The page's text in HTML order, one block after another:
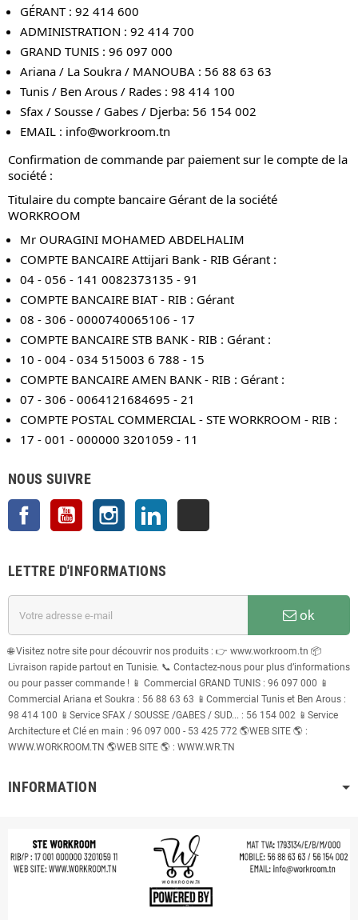
GÉRANT : 92 414 600
ADMINISTRATION : 92 414 700
GRAND TUNIS : 96 097 000
Ariana / La Soukra / MANOUBA : 56 88 63 63
Tunis / Ben Arous / Rades : 98 414 100
Sfax / Sousse / Gabes / Djerba: 56 154 002
EMAIL : info@workroom.tn
Confirmation de commande par paiement sur le compte de la
société :
Titulaire du compte bancaire Gérant de la société
WORKROOM
Mr OURAGINI MOHAMED ABDELHALIM
COMPTE BANCAIRE Attijari Bank - RIB Gérant :
04 - 056 - 141 0082373135 - 91
COMPTE BANCAIRE BIAT - RIB : Gérant
08 - 306 - 0000740065106 - 17
COMPTE BANCAIRE STB BANK - RIB : Gérant :
10 - 004 - 034 515003 6 788 - 15
COMPTE BANCAIRE AMEN BANK - RIB : Gérant :
07 - 306 - 0064121684695 - 21
COMPTE POSTAL COMMERCIAL - STE WORKROOM - RIB :
17 - 001 - 000000 3201059 - 11
NOUS SUIVRE
Facebook YouTube Instagram
LETTRE D'INFORMATIONS
ok
🌐 Visitez notre site pour découvrir nos produits : 👉 www.workroom.tn 📦
Livraison rapide partout en Tunisie. 📞 Contactez-nous pour plus d’informations
ou pour passer commande ! 📱 Commercial GRAND TUNIS : 96 097 000 📱
Commercial Ariana et Soukra : 56 88 63 63 📱Commercial Tunis et Ben Arous :
98 414 100 📱Service SFAX / SOUSSE /GABES / SUD... : 56 154 002 📱Service
Architecture et Clé en main : 96 097 000 - 53 425 772 🌎WEB SITE 🌎 :
WWW.WORKROOM.TN 🌎WEB SITE 🌎 : WWW.WR.TN
INFORMATION